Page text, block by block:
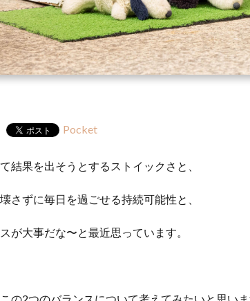
Pocket
結果を出そうとするストイックさと、
さずに毎日を過ごせる持続可能性と、
が大事だな〜と最近思っています。